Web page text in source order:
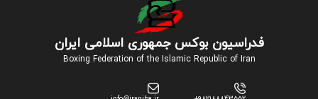
فدراسیون بوکس جمهوری اسلامی ایران
Boxing Federation of the Islamic Republic of Iran